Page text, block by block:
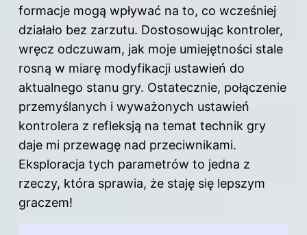
formacje mogą wpływać na to, co wcześniej
działało bez zarzutu. Dostosowując kontroler,
wręcz odczuwam, jak moje umiejętności stale
rosną w miarę modyfikacji ustawień do
aktualnego stanu gry. Ostatecznie, połączenie
przemyślanych i wyważonych ustawień
kontrolera z refleksją na temat technik gry
daje mi przewagę nad przeciwnikami.
Eksploracja tych parametrów to jedna z
rzeczy, która sprawia, że staję się lepszym
graczem!